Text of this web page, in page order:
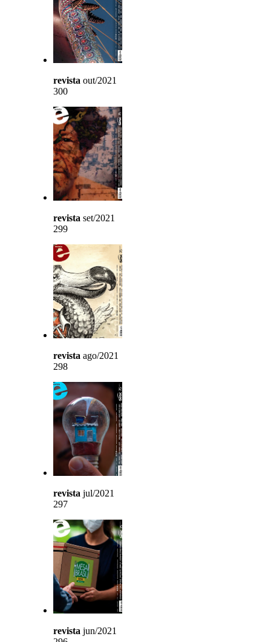
revista out/2021
300
revista set/2021
299
revista ago/2021
298
revista jul/2021
297
revista jun/2021